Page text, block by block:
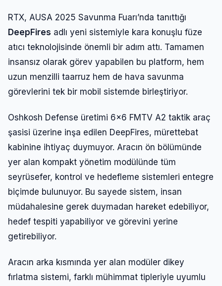
RTX, AUSA 2025 Savunma Fuarı’nda tanıttığı
DeepFires adlı yeni sistemiyle kara konuşlu füze
atıcı teknolojisinde önemli bir adım attı. Tamamen
insansız olarak görev yapabilen bu platform, hem
uzun menzilli taarruz hem de hava savunma
görevlerini tek bir mobil sistemde birleştiriyor.
Oshkosh Defense üretimi 6×6 FMTV A2 taktik araç
şasisi üzerine inşa edilen DeepFires, mürettebat
kabinine ihtiyaç duymuyor. Aracın ön bölümünde
yer alan kompakt yönetim modülünde tüm
seyrüsefer, kontrol ve hedefleme sistemleri entegre
biçimde bulunuyor. Bu sayede sistem, insan
müdahalesine gerek duymadan hareket edebiliyor,
hedef tespiti yapabiliyor ve görevini yerine
getirebiliyor.
Aracın arka kısmında yer alan modüler dikey
fırlatma sistemi, farklı mühimmat tipleriyle uyumlu